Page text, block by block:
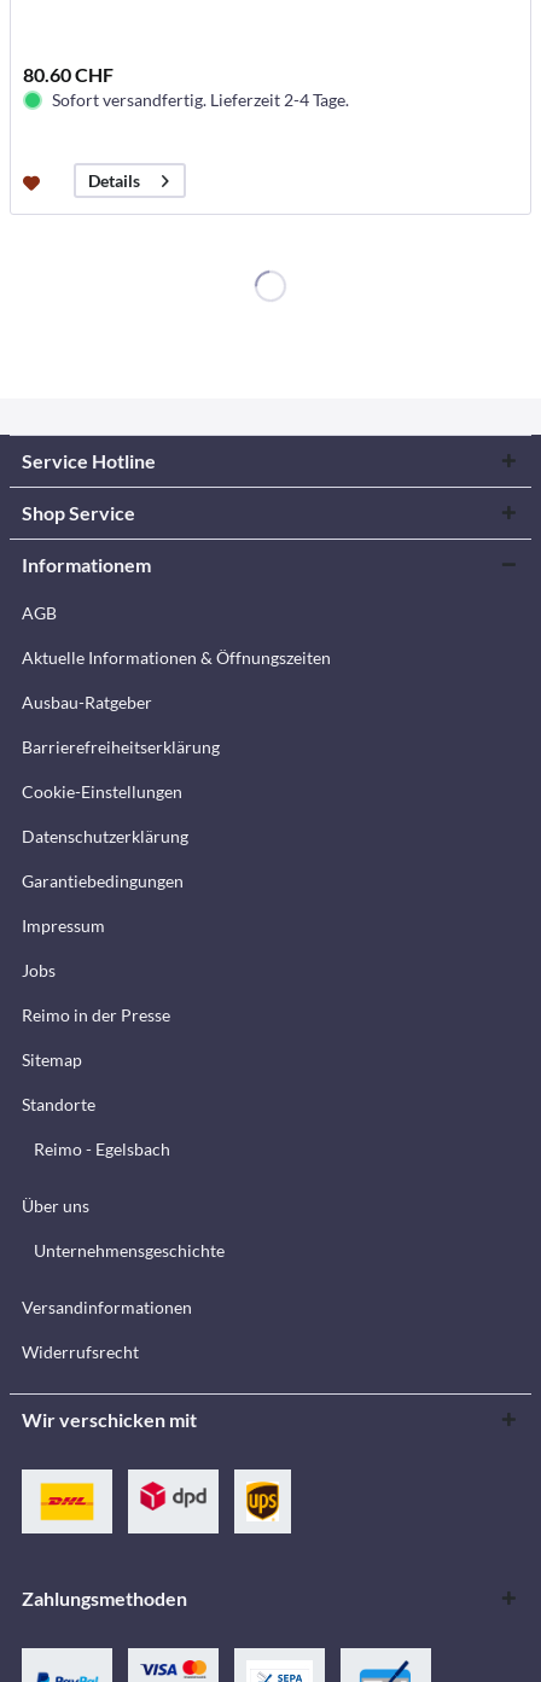
80.60 CHF
Sofort versandfertig. Lieferzeit 2-4 Tage.
Details
Service Hotline
Shop Service
Informationem
AGB
Aktuelle Informationen & Öffnungszeiten
Ausbau-Ratgeber
Barrierefreiheitserklärung
Cookie-Einstellungen
Datenschutzerklärung
Garantiebedingungen
Impressum
Jobs
Reimo in der Presse
Sitemap
Standorte
Reimo - Egelsbach
Über uns
Unternehmensgeschichte
Versandinformationen
Widerrufsrecht
Wir verschicken mit
Zahlungsmethoden